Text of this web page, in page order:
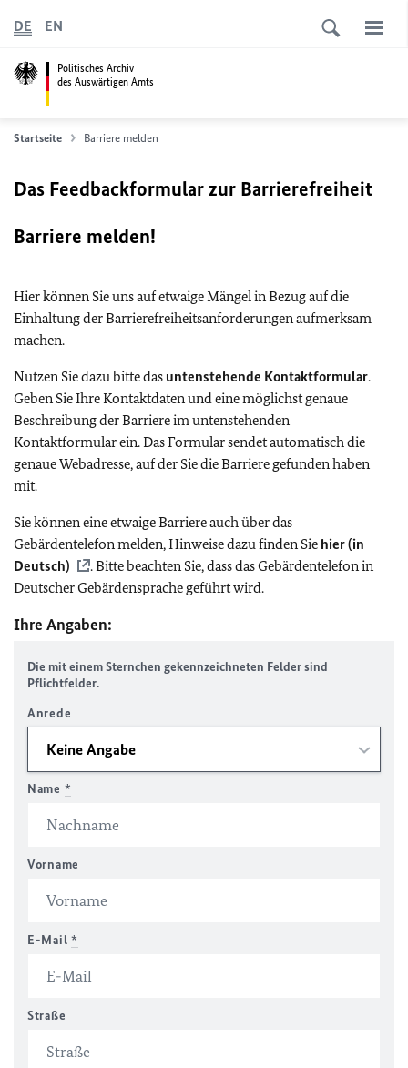
Politisches Archiv
des Auswärtigen Amts
DE EN
Startseite Barriere melden
Das Feedbackformular zur Barrierefreiheit
Barriere melden!
Hier können Sie uns auf etwaige Mängel in Bezug auf die
Einhaltung der Barrierefreiheitsanforderungen aufmerksam
machen.
Nutzen Sie dazu bitte das untenstehende Kontaktformular.
Geben Sie Ihre Kontaktdaten und eine möglichst genaue
Beschreibung der Barriere im untenstehenden
Kontaktformular ein. Das Formular sendet automatisch die
genaue Webadresse, auf der Sie die Barriere gefunden haben
mit.
Sie können eine etwaige Barriere auch über das
Gebärdentelefon melden, Hinweise dazu finden Sie hier (in
Deutsch)
. Bitte beachten Sie, dass das Gebärdentelefon in
Deutscher Gebärdensprache geführt wird.
Ihre Angaben:
Die mit einem Sternchen gekennzeichneten Felder sind
Pflichtfelder.
Anrede
Name *
Vorname
E-Mail *
Straße